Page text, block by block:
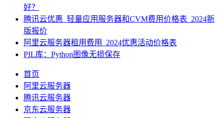
好？
腾讯云优惠_轻量应用服务器和CVM费用价格表_2024新
版报价
阿里云服务器租用费用_2024优惠活动价格表
PIL库：Python图像无损保存
首页
阿里云服务器
腾讯云服务器
京东云服务器